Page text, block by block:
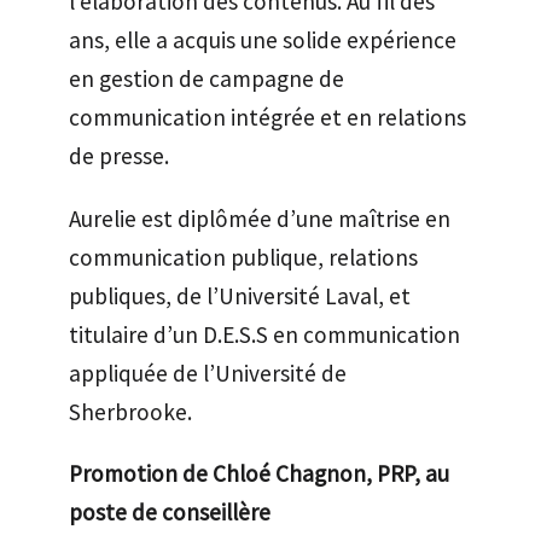
ans, elle a acquis une solide expérience
en gestion de campagne de
communication intégrée et en relations
de presse.
Aurelie est diplômée d’une maîtrise en
communication publique, relations
publiques, de l’Université Laval, et
titulaire d’un D.E.S.S en communication
appliquée de l’Université de
Sherbrooke.
Promotion de Chloé Chagnon, PRP, au
poste de conseillère